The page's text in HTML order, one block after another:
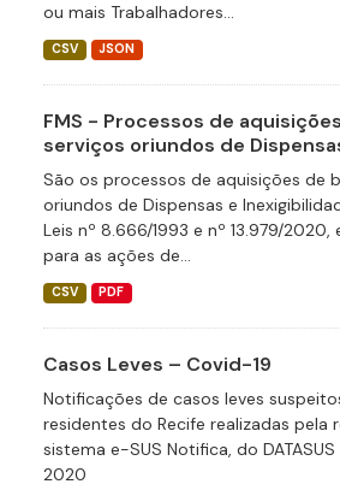
ou mais Trabalhadores...
CSV JSON
FMS - Processos de
serviços oriundos de
São os processos de aquisições de
oriundos de Dispensas e
Leis nº 8.666/1993 e nº 13.979/2020,
para as ações de...
CSV PDF
Casos Leves – Covid-19
Notificações de casos leves
residentes do Recife realizadas pela
sistema e-SUS Notifica, do
2020